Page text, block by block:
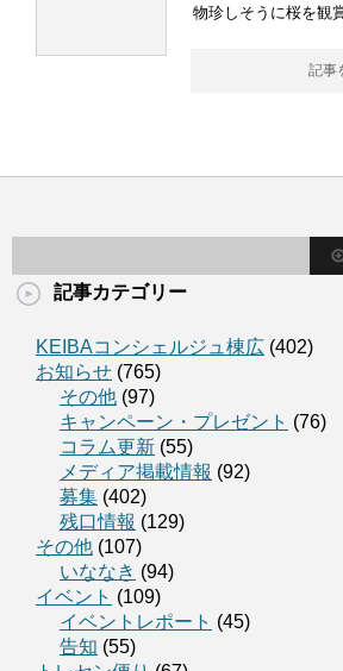
物珍しそうに桜を観
記事
記事カテゴリー
KEIBAコンシェルジュ棟広 (402)
お知らせ (765)
その他 (97)
キャンペーン・プレゼント (76)
コラム更新 (55)
メディア掲載情報 (92)
募集 (402)
残口情報 (129)
その他 (107)
いななき (94)
イベント (109)
イベントレポート (45)
告知 (55)